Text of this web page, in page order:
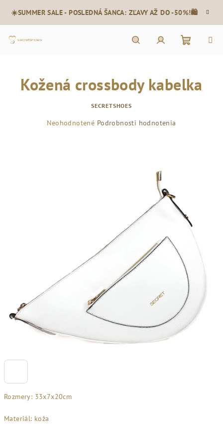
obsah
☀️SUMMER SALE - POSLEDNÁ ŠANCA: ZĽAVY AŽ DO -50%!🛍️
košík
Rozmery: 33x7x20cm
Materiál: koža
Kožená crossbody kabelka
SECRETSHOES
Priemerné
Neohodnotené Podrobnosti hodnotenia